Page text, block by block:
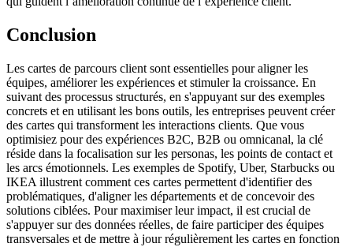
Conclusion
Les cartes de parcours client sont essentielles pour aligner les
équipes, améliorer les expériences et stimuler la croissance. En
suivant des processus structurés, en s'appuyant sur des exemples
concrets et en utilisant les bons outils, les entreprises peuvent créer
des cartes qui transforment les interactions clients. Que vous
optimisiez pour des expériences B2C, B2B ou omnicanal, la clé
réside dans la focalisation sur les personas, les points de contact et
les arcs émotionnels. Les exemples de Spotify, Uber, Starbucks ou
IKEA illustrent comment ces cartes permettent d'identifier des
problématiques, d'aligner les départements et de concevoir des
solutions ciblées. Pour maximiser leur impact, il est crucial de
s'appuyer sur des données réelles, de faire participer des équipes
transversales et de mettre à jour régulièrement les cartes en fonction